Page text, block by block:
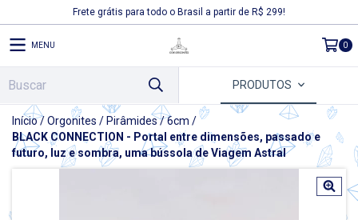
Frete grátis para todo o Brasil a partir de R$ 299!
MENU 0
PRODUTOS
Início/Orgonites / Pirâmides/6cm /
BLACK CONNECTION - Portal entre dimensões, passado e
futuro, luz e sombra, uma bússola de Viagem Astral